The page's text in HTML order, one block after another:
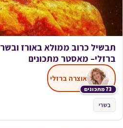
תבשיל כרוב ממולא באורז ובשר
ברזלי– מאסטר מתכונים
73 מתכונים
אוצרה ברזלי
בשרי